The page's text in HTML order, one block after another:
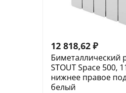
12 818,62 ₽
Биметаллический
STOUT Space 500,
нижнее правое
белый